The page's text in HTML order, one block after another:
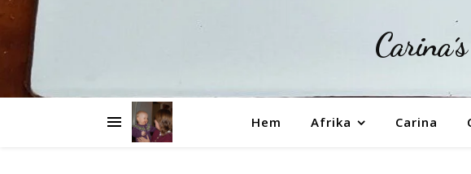
Hem Afrika Carina